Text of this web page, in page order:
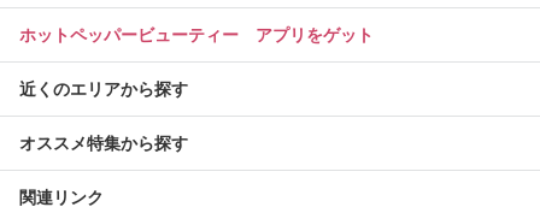
ホットペッパービューティー アプリをゲット
近くのエリアから探す
オススメ特集から探す
関連リンク